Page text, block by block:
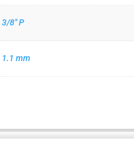
3/8" P
1.1 mm